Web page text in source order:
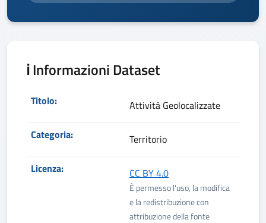
ℹ️ Informazioni Dataset
Titolo: Attività Geolocalizzate
Categoria: Territorio
Licenza: CC BY 4.0
È permesso l'uso, la modifica
e la redistribuzione con
attribuzione della fonte